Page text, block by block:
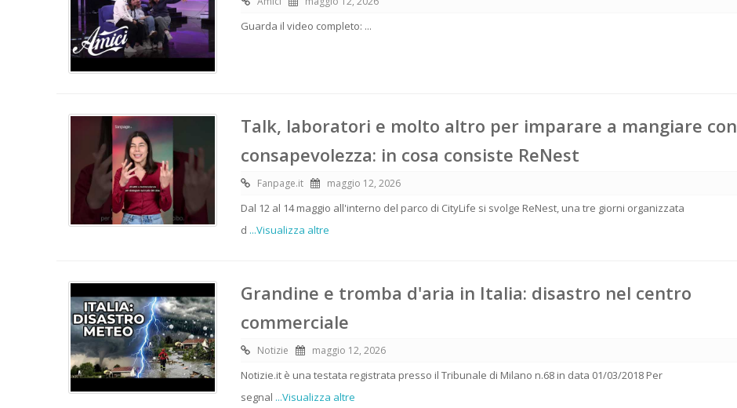
Guarda il video completo: ...
Talk, laboratori e molto altro per imparare a mangiare con
consapevolezza: in cosa consiste ReNest
Fanpage.it maggio 12, 2026
Dal 12 al 14 maggio all'interno del parco di CityLife si svolge ReNest, una tre giorni organizzata
d ...Visualizza altre
Grandine e tromba d'aria in Italia: disastro nel centro
commerciale
Notizie maggio 12, 2026
Notizie.it è una testata registrata presso il Tribunale di Milano n.68 in data 01/03/2018 Per
segnal ...Visualizza altre